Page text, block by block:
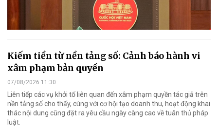
Kiếm tiền từ nền tảng số: Cảnh báo hành vi
xâm phạm bản quyền
07/08/2026 11:30
Liên tiếp các vụ khởi tố liên quan đến xâm phạm quyền tác giả trên
nền tảng số cho thấy, cùng với cơ hội tạo doanh thu, hoạt động khai
thác nội dung cũng đặt ra yêu cầu ngày càng cao về tuân thủ pháp
luật.